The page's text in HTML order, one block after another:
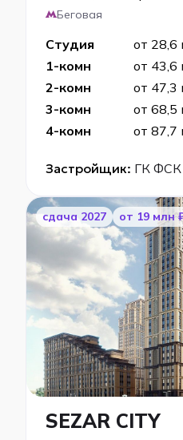
Беговая
Студия от 28,6
1-комн
от 43,6
2-комн
от 47,3
3-комн
от 68,5
4-комн
от 87,7
Застройщик: ГК ФСК
cдача 2027 от 19 млн
SEZAR CITY